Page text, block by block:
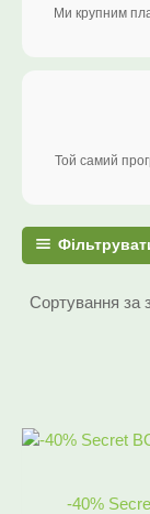
Ми крупним
Той самий
-40%